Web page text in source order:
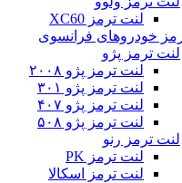
لنت ترمز XC60
خودروهای فرانسوی
لنت ترمز پژو
لنت ترمز پژو ۲۰۰۸
لنت ترمز پژو ۳۰۱
لنت ترمز پژو ۴۰۷
لنت ترمز پژو ۵۰۸
لنت ترمز رنو
لنت ترمز PK
لنت ترمز اسکالا